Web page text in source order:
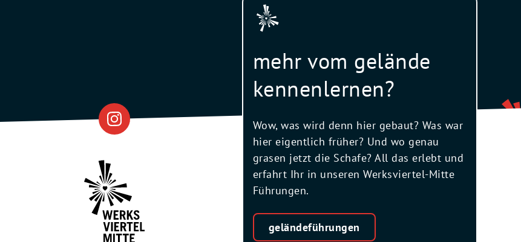
mehr vom gelände
kennenlernen?
Wow, was wird denn hier gebaut? Was war
hier eigentlich früher? Und wo genau
grasen jetzt die Schafe? All das erlebt und
erfahrt Ihr in unseren Werksviertel-Mitte
Führungen.
geländeführungen